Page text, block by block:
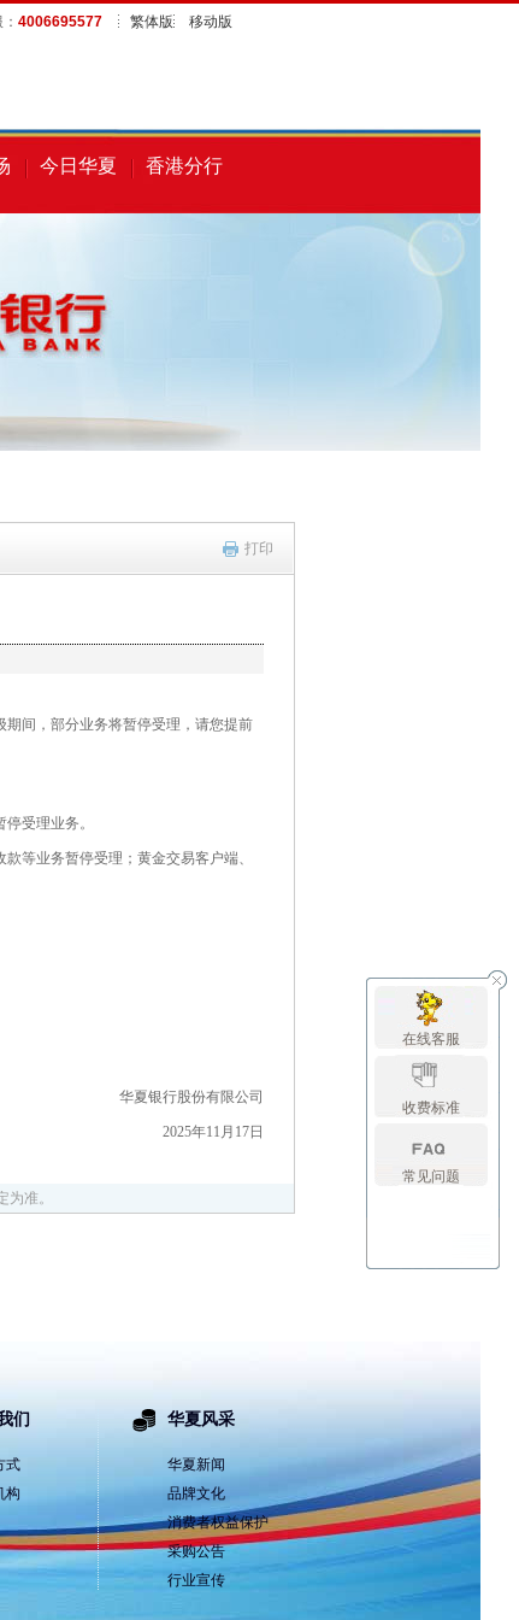
： 4006695577 繁体版 移动版
今日华夏 香港分行
打印
间，部分业务将暂停受理，请您提前
受理业务。
等业务暂停受理；黄金交易客户端、
华夏银行股份有限公司
2025年11月17日
准。
们
式
构
华夏风采
华夏新闻
品牌文化
消费者权益保护
采购公告
行业宣传
关闭
在线客服
收费标准
常见问题